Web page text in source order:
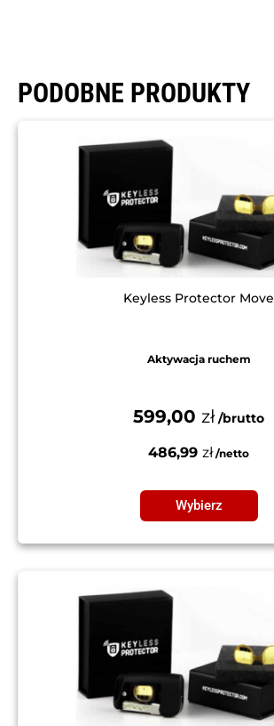
PODOBNE PRODUKTY
Keyless Protector Move
Aktywacja ruchem
599,00 zł
486,99 zł
Wybierz